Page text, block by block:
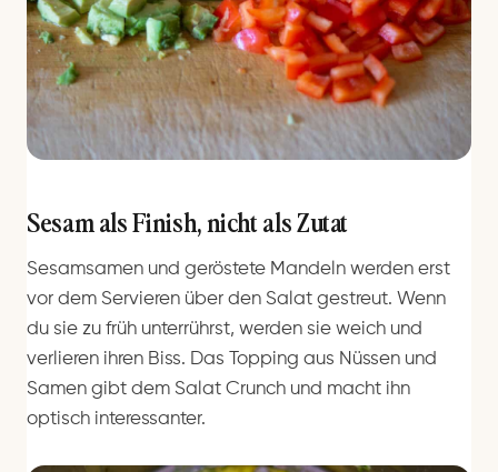
Sesam als Finish, nicht als Zutat
Sesamsamen und geröstete Mandeln werden erst
vor dem Servieren über den Salat gestreut. Wenn
du sie zu früh unterrührst, werden sie weich und
verlieren ihren Biss. Das Topping aus Nüssen und
Samen gibt dem Salat Crunch und macht ihn
optisch interessanter.